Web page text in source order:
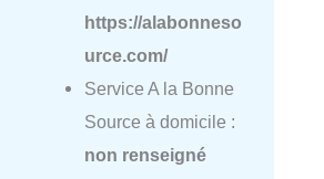
https://alabonneso
urce.com/
Service A la Bonne
Source à domicile :
non renseigné